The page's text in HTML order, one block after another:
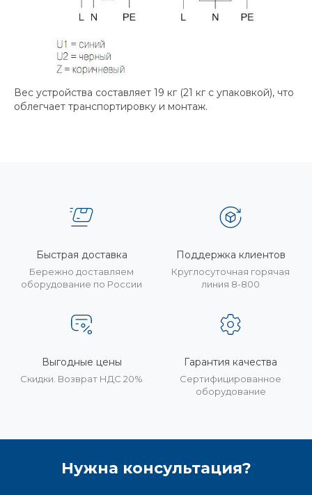
Вес устройства составляет 19 кг (21 кг с упаковкой), что
облегчает транспортировку и монтаж.
Быстрая доставка
Бережно доставляем
оборудование по России
Поддержка клиентов
Круглосуточная горячая
линия 8-800
Выгодные цены
Скидки. Возврат НДС 20%
Гарантия качества
Сертифицированное
оборудование
Нужна консультация?